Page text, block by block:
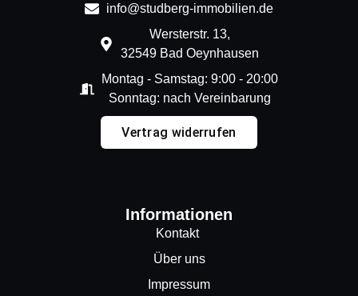
info@studberg-immobilien.de
Wersterstr. 13,
32549 Bad Oeynhausen
Montag - Samstag: 9:00 - 20:00
Sonntag: nach Vereinbarung
Vertrag widerrufen
Informationen
Kontakt
Über uns
Impressum